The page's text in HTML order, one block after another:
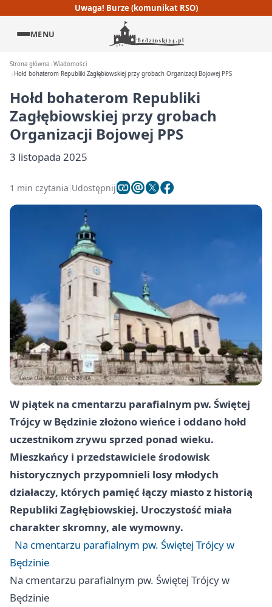
Uwaga! Burze (komunikat RSO)
MENU
Strona główna Wiadomości
Hołd bohaterom Republiki Zagłębiowskiej przy grobach Organizacji Bojowej PPS
Hołd bohaterom Republiki
Zagłębiowskiej przy grobach
Organizacji Bojowej PPS
3 listopada 2025
1 min czytania Udostępnij
W piątek na cmentarzu parafialnym pw. Świętej
Trójcy w Będzinie złożono wieńce i oddano hołd
uczestnikom zrywu sprzed ponad wieku.
Mieszkańcy i przedstawiciele środowisk
historycznych przypomnieli losy młodych
działaczy, których pamięć łączy miasto z historią
Republiki Zagłębiowskiej. Uroczystość miała
charakter skromny, ale wymowny.
Na cmentarzu parafialnym pw. Świętej Trójcy w
Będzinie
Na cmentarzu parafialnym pw. Świętej Trójcy w
Będzinie